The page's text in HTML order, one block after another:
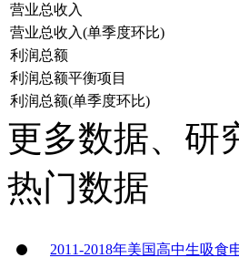
营业总收入
营业总收入(单季度环比)
利润总额
利润总额平衡项目
利润总额(单季度环比)
更多数据、研
热门数据
2011-2018年美国高中生吸食